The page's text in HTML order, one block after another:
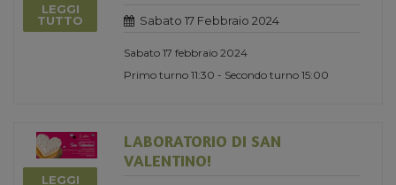
LEGGI
TUTTO
Sabato 17 Febbraio 2024
Sabato 17 febbraio 2024
Primo turno 11:30 - Secondo turno 15:00
LEGGI
LABORATORIO DI SAN
VALENTINO!